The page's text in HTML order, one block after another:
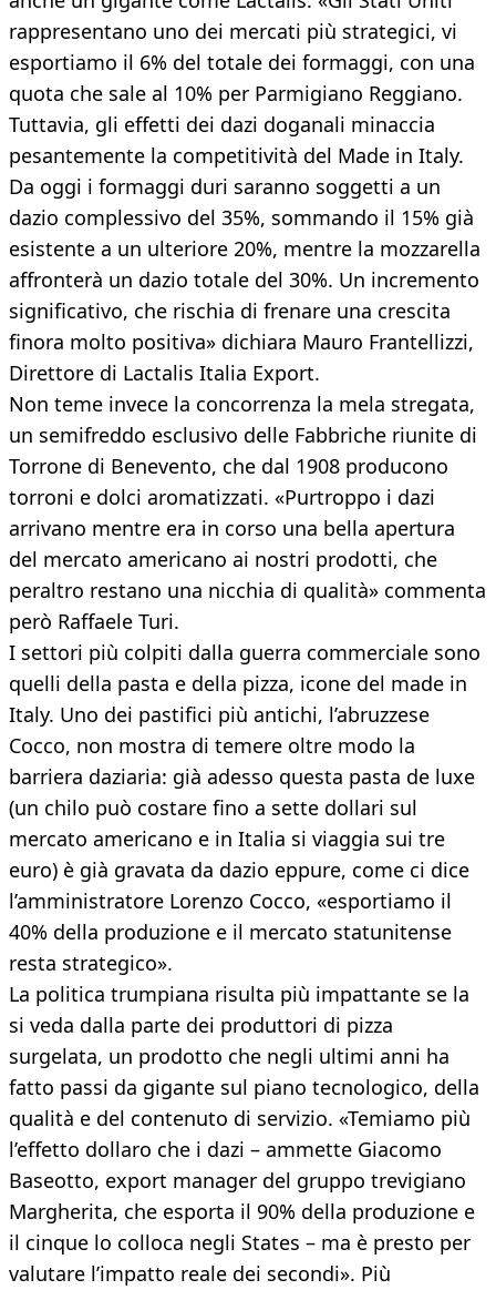
rappresentano uno dei mercati più strategici, vi
esportiamo il 6% del totale dei formaggi, con una
quota che sale al 10% per Parmigiano Reggiano.
Tuttavia, gli effetti dei dazi doganali minaccia
pesantemente la competitività del Made in Italy.
Da oggi i formaggi duri saranno soggetti a un
dazio complessivo del 35%, sommando il 15% già
esistente a un ulteriore 20%, mentre la mozzarella
affronterà un dazio totale del 30%. Un incremento
significativo, che rischia di frenare una crescita
finora molto positiva» dichiara Mauro Frantellizzi,
Direttore di Lactalis Italia Export.
Non teme invece la concorrenza la mela stregata,
un semifreddo esclusivo delle Fabbriche riunite di
Torrone di Benevento, che dal 1908 producono
torroni e dolci aromatizzati. «Purtroppo i dazi
arrivano mentre era in corso una bella apertura
del mercato americano ai nostri prodotti, che
peraltro restano una nicchia di qualità» commenta
però Raffaele Turi.
I settori più colpiti dalla guerra commerciale sono
quelli della pasta e della pizza, icone del made in
Italy. Uno dei pastifici più antichi, l’abruzzese
Cocco, non mostra di temere oltre modo la
barriera daziaria: già adesso questa pasta de luxe
(un chilo può costare fino a sette dollari sul
mercato americano e in Italia si viaggia sui tre
euro) è già gravata da dazio eppure, come ci dice
l’amministratore Lorenzo Cocco, «esportiamo il
40% della produzione e il mercato statunitense
resta strategico».
La politica trumpiana risulta più impattante se la
si veda dalla parte dei produttori di pizza
surgelata, un prodotto che negli ultimi anni ha
fatto passi da gigante sul piano tecnologico, della
qualità e del contenuto di servizio. «Temiamo più
l’effetto dollaro che i dazi – ammette Giacomo
Baseotto, export manager del gruppo trevigiano
Margherita, che esporta il 90% della produzione e
il cinque lo colloca negli States – ma è presto per
valutare l’impatto reale dei secondi». Più